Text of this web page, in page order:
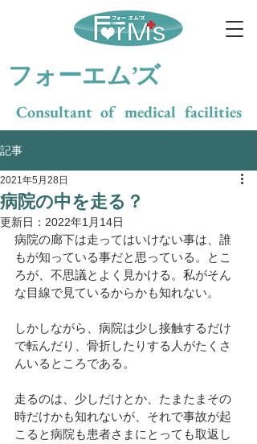
Consultant of medical facilities
​フォーエム’ズ
記事
病院の中を走る？
2021年5月28日
更新日： 2022年1月14日
病院の廊下は走ってはいけない事は、誰
もが知っている事だと思っている。とこ
ろが、不思議とよく見かける。私がそん
な目線で見ているからかも知れない。
しかしながら、病院は少し接触するだけ
で転んだり、骨折したりする人がたくさ
んいるところである。
走るのは、少しだけとか、たまたまその
時だけかも知れないが、それで事故が起
こると病院も患者さまにとっても取返し